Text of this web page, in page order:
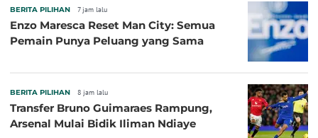
BERITA PILIHAN 7 jam lalu
Enzo Maresca Reset Man City: Semua
Pemain Punya Peluang yang Sama
BERITA PILIHAN 8 jam lalu
Transfer Bruno Guimaraes Rampung,
Arsenal Mulai Bidik Iliman Ndiaye